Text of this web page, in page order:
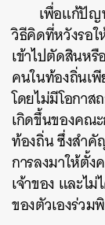
เพื่อแก้ปัญ
วิธีคิดที่หวังรอใ
เข้าไปตัดสินห
คนในท้องถิ่นเ
โดยไม่มีโอกาส
เกิดขึ้นของคณ
ท้องถิ่น ซึ่งสำคั
การลงมาให้ตั้ง
เจ้าของ และไ
ของตัวเองร่ว